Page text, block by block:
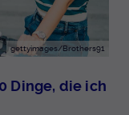
gettyimages/Brothers91
Dinge, die ich